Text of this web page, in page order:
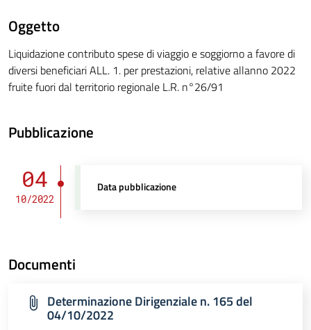
Oggetto
Liquidazione contributo spese di viaggio e soggiorno a favore di
diversi beneficiari ALL. 1. per prestazioni, relative allanno 2022
fruite fuori dal territorio regionale L.R. n°26/91
Pubblicazione
04
10/2022
Data pubblicazione
Documenti
Determinazione Dirigenziale n. 165 del
04/10/2022